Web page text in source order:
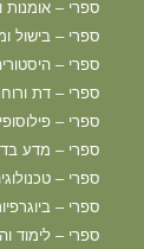
ספרי – אומנות
ספרי – בישול
ספרי –
ספרי – דת
ספרי –
ספרי – מדע
ספרי –
ספרי –
ספרי – לימוד